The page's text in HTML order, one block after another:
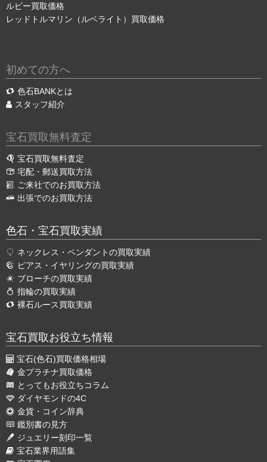
ルビー買取価格
レッドトルマリン（ルベライト）買取価格
初めての方へ
色石BANKとは
スタッフ紹介
宝石買取無料査定
宝石買取無料査定
宅配・郵送買取方法
ご来社でのお買取方法
出張でのお買取方法
色石・宝石買取実績
ネックレス・ペンダントの買取実績
ピアス・イヤリングの買取実績
ブローチの買取実績
指輪の買取実績
裸石ルース買取実績
宝石買取お役立ち情報
宝石(色石)買取価格相場
金プラチナ買取価格
とってもお役立ちコラム
ダイヤモンドの4C
金貨・コイン辞典
鑑別書の見方
ジュエリー刻印一覧
宝石業界用語集